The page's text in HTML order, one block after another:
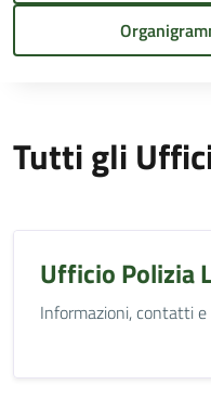
Tutti gli
Ufficio Polizia
Informazioni, contatti